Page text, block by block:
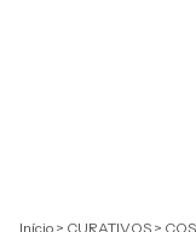
Início > CURATIVOS >